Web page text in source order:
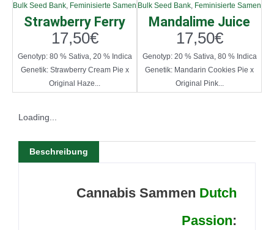
Bulk Seed Bank, Feminisierte Samen
Strawberry Ferry
17,50€
Genotyp: 80 % Sativa, 20 % Indica
Genetik: Strawberry Cream Pie x
Original Haze...
Bulk Seed Bank, Feminisierte Samen
Mandalime Juice
17,50€
Genotyp: 20 % Sativa, 80 % Indica
Genetik: Mandarin Cookies Pie x
Original Pink...
Loading...
Beschreibung
Cannabis Sammen Dutch
Passion: